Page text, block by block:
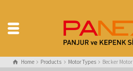
Home Products Motor Types Becker Motor